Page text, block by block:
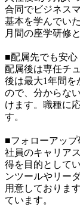
合同でビジネス
基本を学んでい
月間の座学研修
■配属先でも安心
配属後は専任チ
後は最大1年間を
ので、分からな
けます。職種に
す。
■フォローアッ
社員のキャリア
得を目的として
ンツールやリー
用意しておりま
ています。